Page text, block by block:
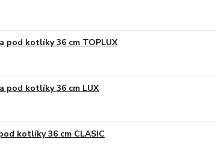
pod kotlíky 36 cm TOPLUX
pod kotlíky 36 cm LUX
kotlíky 36 cm CLASIC